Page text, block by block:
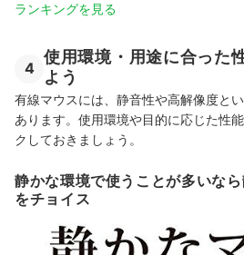
ランキングを見る
4
使用環境・用途に合った
よう
有線マウスには、静音性や高解像度と
あります。使用環境や目的に応じた性
クしておきましょう。
静かな環境で使うことが多いな
をチョイス